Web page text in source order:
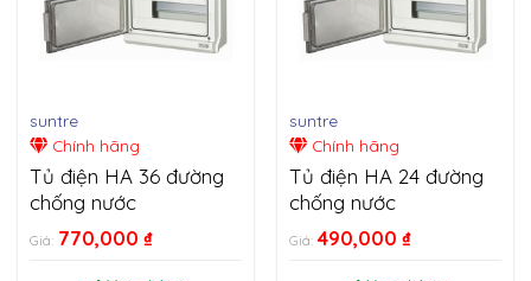
suntre
Chính hãng
Tủ điện HA 36 đường
chống nước
Giá: 770,000 ₫
suntre
Chính hãng
Tủ điện HA 24 đường
chống nước
Giá: 490,000 ₫